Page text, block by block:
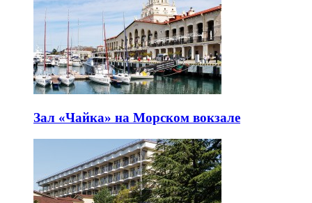
Зал «Чайка» на Морском вокзале